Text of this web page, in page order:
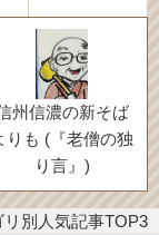
州信濃の新そば
りも (『老僧の独
り言』)
リ別人気記事TOP3